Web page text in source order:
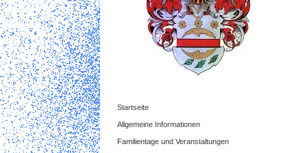
Startseite
Allgemeine Informationen
Familientage und Veranstaltungen